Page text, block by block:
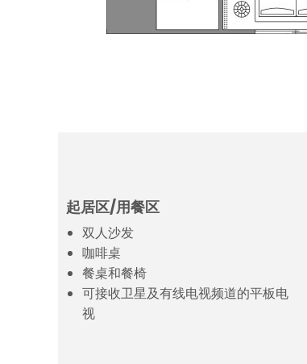
起居区/用餐区
双人沙发
咖啡桌
餐桌和餐椅
可接收卫星及有线电视频道的平板电
视